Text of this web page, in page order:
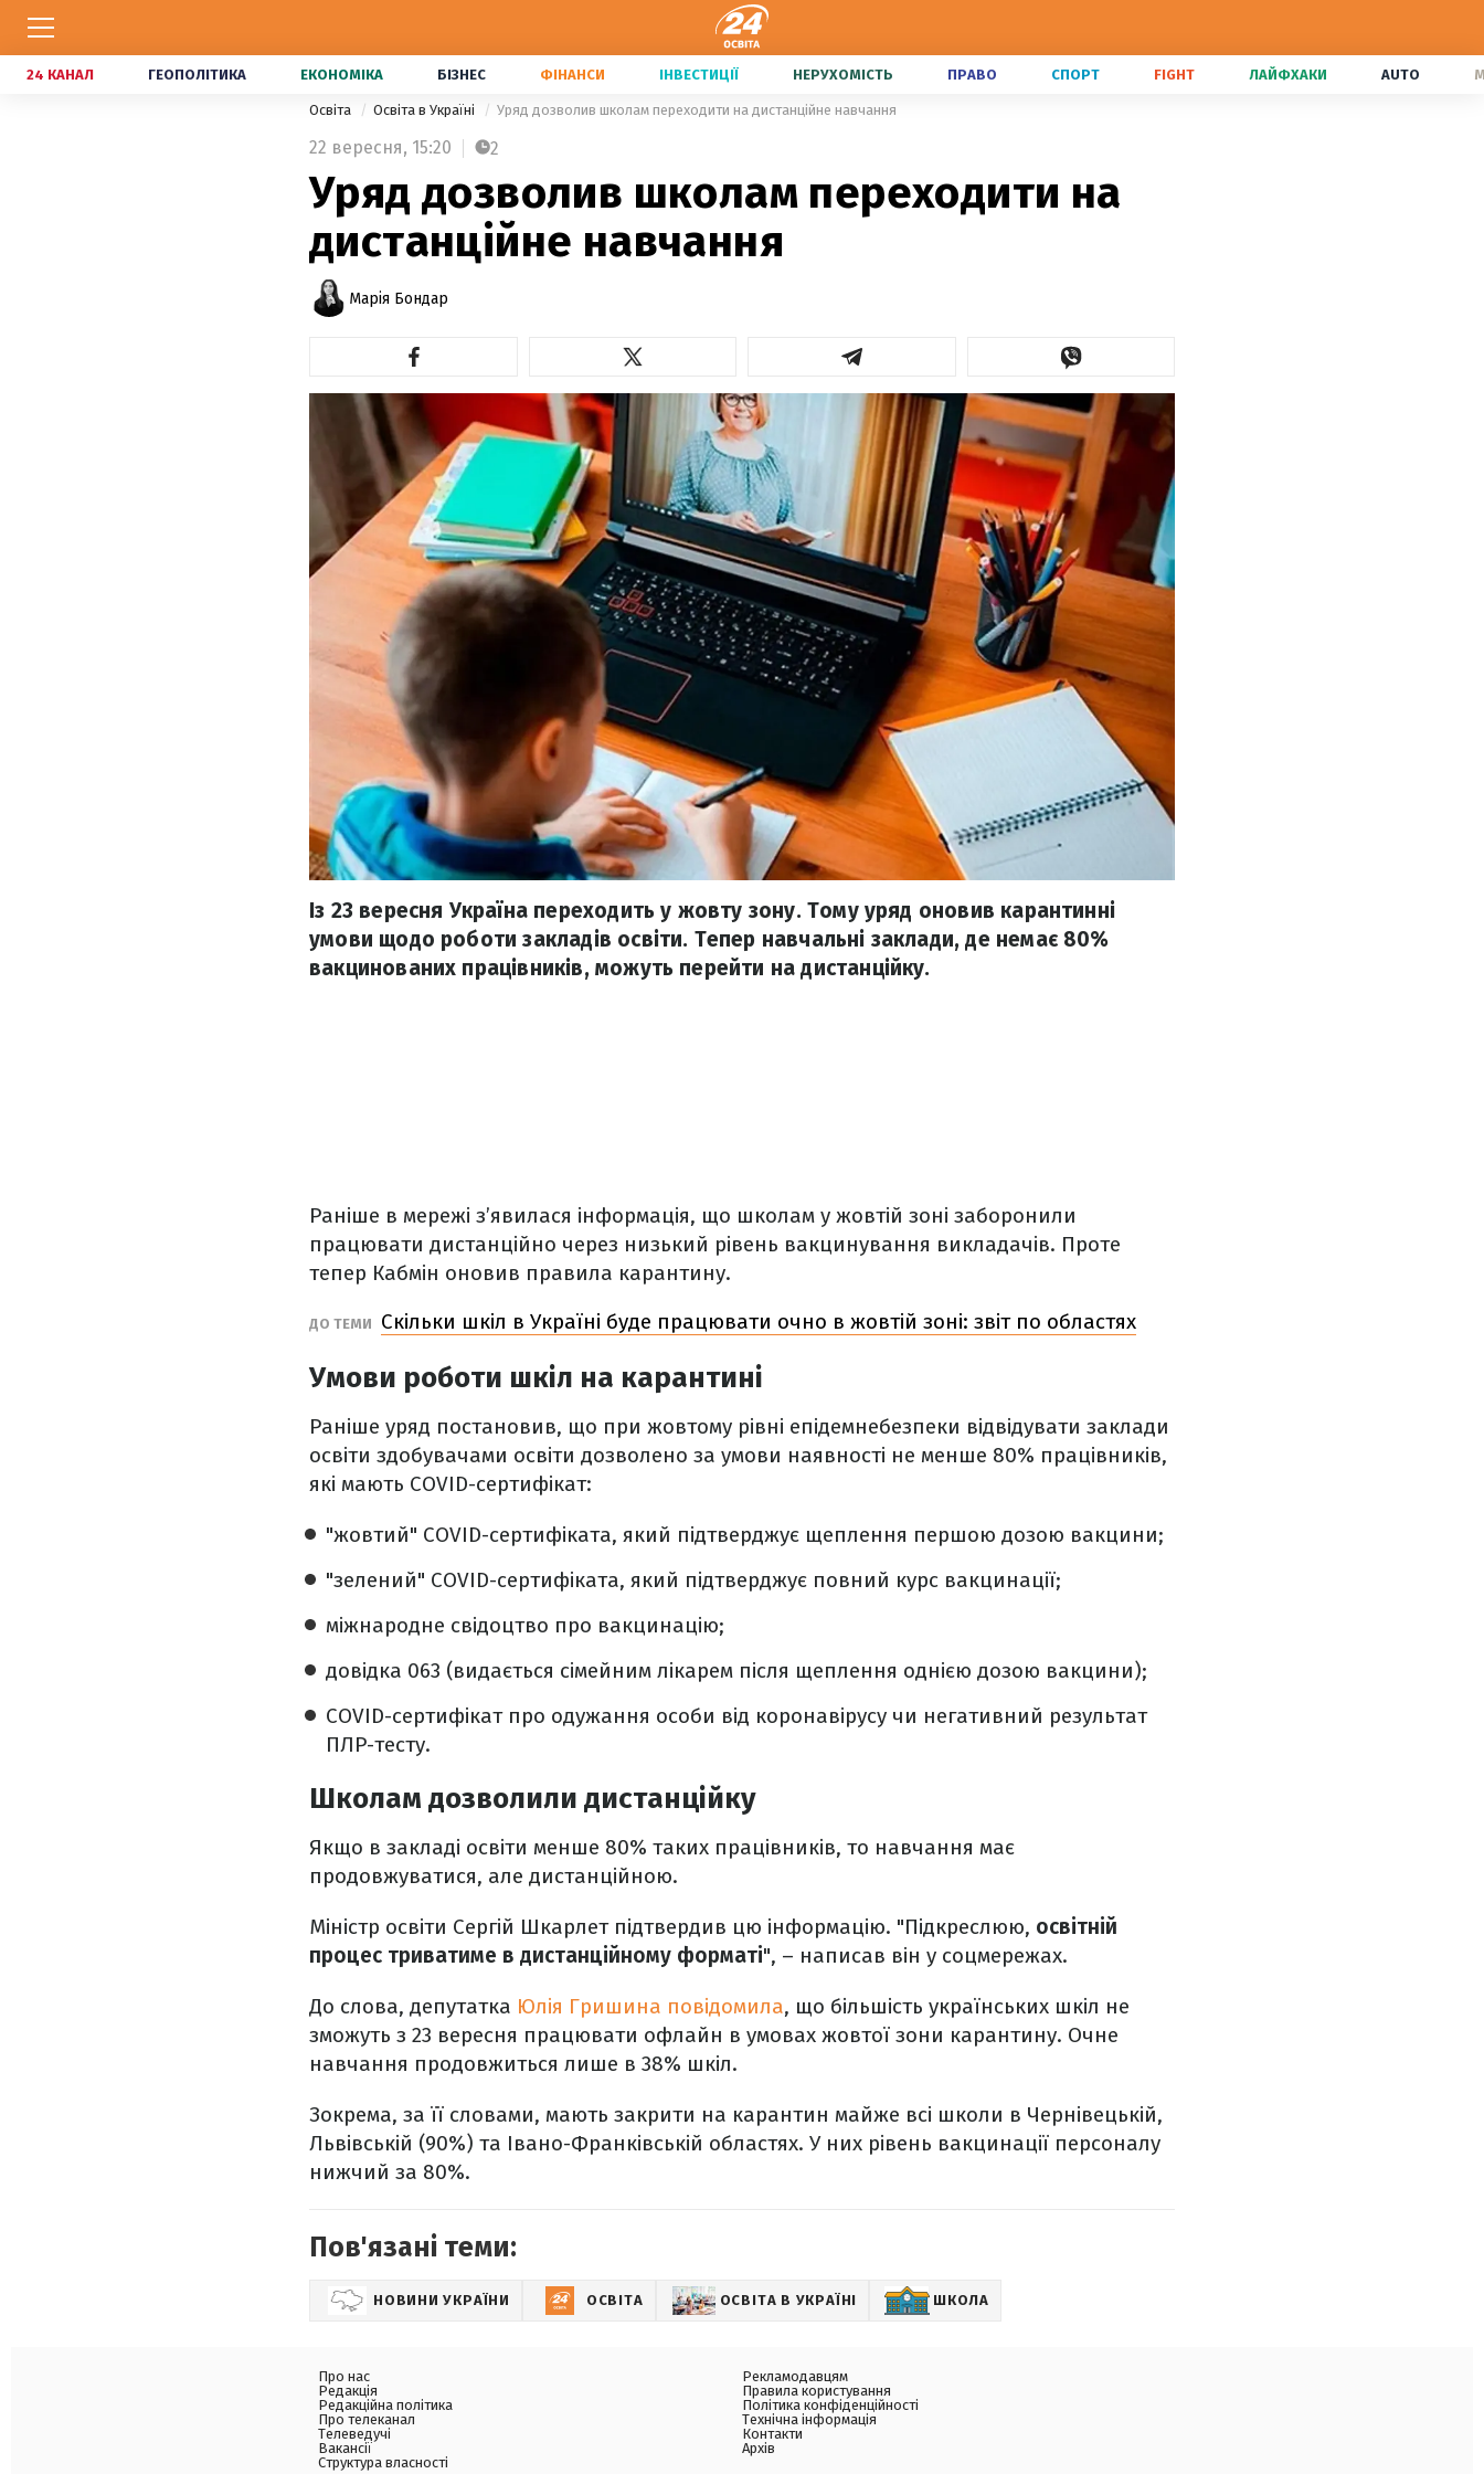
24 КАНАЛ ГЕОПОЛІТИКА ЕКОНОМІКА БІЗНЕС ФІНАНСИ ІНВЕСТИЦІЇ НЕРУХОМІСТЬ ПРАВО СПОРТ FIGHT ЛАЙФХАКИ AUTO
Освіта Освіта в Україні Уряд дозволив школам переходити на дистанційне навчання
22 вересня, 15:20 2
Уряд дозволив школам переходити на
дистанційне навчання
Марія Бондар
Із 23 вересня Україна переходить у жовту зону. Тому уряд оновив карантинні
умови щодо роботи закладів освіти. Тепер навчальні заклади, де немає 80%
вакцинованих працівників, можуть перейти на дистанційку.
Раніше в мережі з’явилася інформація, що школам у жовтій зоні заборонили
працювати дистанційно через низький рівень вакцинування викладачів. Проте
тепер Кабмін оновив правила карантину.
ДО ТЕМИ Скільки шкіл в Україні буде працювати очно в жовтій зоні: звіт по областях
Умови роботи шкіл на карантині
Раніше уряд постановив, що при жовтому рівні епідемнебезпеки відвідувати заклади
освіти здобувачами освіти дозволено за умови наявності не менше 80% працівників,
які мають COVID-сертифікат:
"жовтий" COVID-сертифіката, який підтверджує щеплення першою дозою вакцини;
"зелений" COVID-сертифіката, який підтверджує повний курс вакцинації;
міжнародне свідоцтво про вакцинацію;
довідка 063 (видається сімейним лікарем після щеплення однією дозою вакцини);
COVID-сертифікат про одужання особи від коронавірусу чи негативний результат
ПЛР-тесту.
Школам дозволили дистанційку
Якщо в закладі освіти менше 80% таких працівників, то навчання має
продовжуватися, але дистанційною.
Міністр освіти Сергій Шкарлет підтвердив цю інформацію. "Підкреслюю, освітній
процес триватиме в дистанційному форматі", – написав він у соцмережах.
До слова, депутатка Юлія Гришина повідомила, що більшість українських шкіл не
зможуть з 23 вересня працювати офлайн в умовах жовтої зони карантину. Очне
навчання продовжиться лише в 38% шкіл.
Зокрема, за її словами, мають закрити на карантин майже всі школи в Чернівецькій,
Львівській (90%) та Івано-Франківській областях. У них рівень вакцинації персоналу
нижчий за 80%.
Пов'язані теми:
НОВИНИ УКРАЇНИ ОСВІТА ОСВІТА В УКРАЇНІ ШКОЛА
Про нас
Редакція
Редакційна політика
Про телеканал
Телеведучі
Вакансії
Структура власності
Рекламодавцям
Правила користування
Політика конфіденційності
Технічна інформація
Контакти
Архів